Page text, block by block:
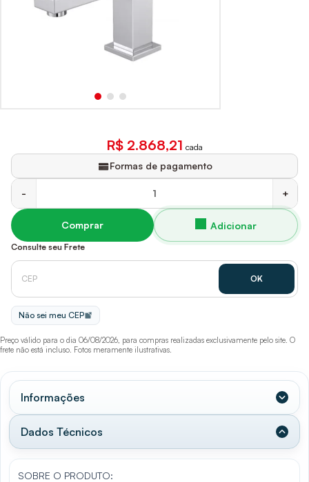
R$ 2.868,21 cada
Formas de pagamento
- +
Comprar
Consulte seu Frete
Não sei meu CEP
Preço válido para o dia 06/08/2026, para compras realizadas exclusivamente pelo site. O
frete não está incluso. Fotos meramente ilustrativas.
Informações
Dados Técnicos
SOBRE O PRODUTO: